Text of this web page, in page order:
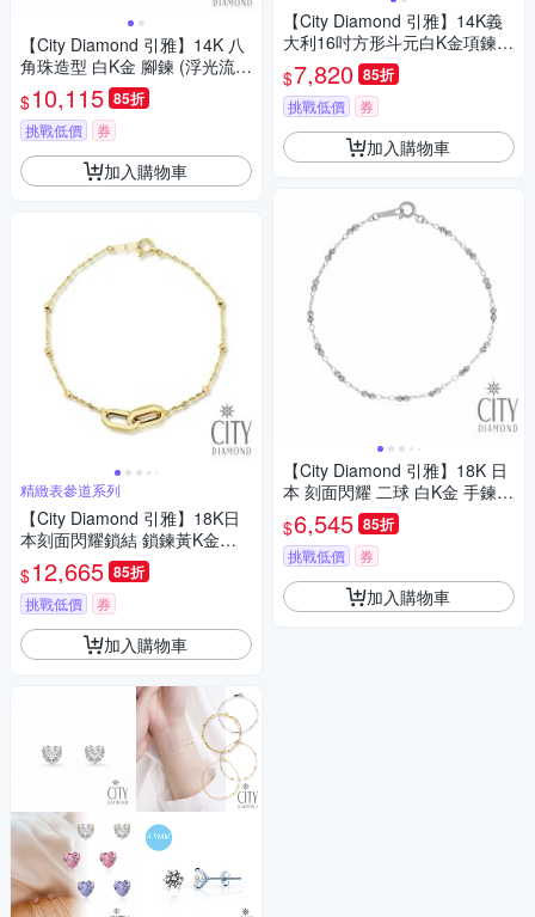
【City Diamond 引雅】14K 八
角珠造型 白K金 腳鍊 (浮光流影
系列)
$10,115 85折
挑戰低價 券
加入購物車
精緻表參道系列
【City Diamond 引雅】18K日
本刻面閃耀鎖結 鎖鍊黃K金手
鍊(東京Yuki表參道系列)
$12,665 85折
挑戰低價 券
加入購物車
【City Diamond 引雅】14K義
大利16吋方形斗元白K金項鍊
(浮光流影系列)
$7,820 85折
挑戰低價 券
加入購物車
【City Diamond 引雅】18K 日
本 刻面閃耀 二球 白K金 手鍊
(東京Yuki表參道系列)
$6,545 85折
挑戰低價 券
加入購物車